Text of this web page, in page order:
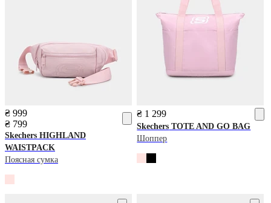
₴ 999
₴ 799
Skechers HIGHLAND
WAISTPACK
Поясная сумка
₴ 1 299
Skechers TOTE AND GO BAG
Шоппер